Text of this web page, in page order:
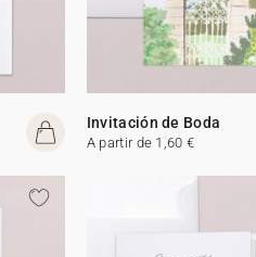
Invitación de Boda
A partir de 1,60 €